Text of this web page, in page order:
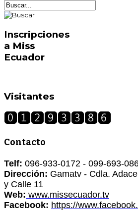
Inscripciones
a Miss
Ecuador
Visitantes
Contacto
Telf: 096-933-0172 - 099-693-
Dirección: Gamatv - Cdla.
y Calle 11
Web: www.missecuador.tv
Facebook: https://